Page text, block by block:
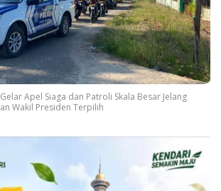
Apel Siaga dan Patroli Skala Besar Jelang
Wakil Presiden Terpilih